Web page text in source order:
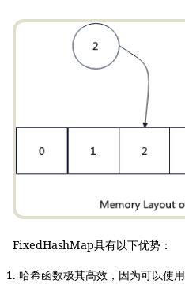
FixedHashMap具有以下优势：
哈希函数极其高效，因为可以使